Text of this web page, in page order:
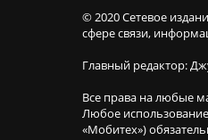
© 2020 Сетевое
сфере связи,
Главный редактор:
Все права на любые
Любое
«Мобитех»)